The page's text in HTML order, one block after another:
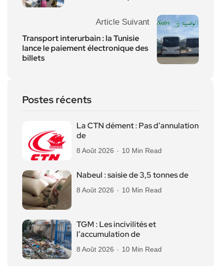
Article Suivant
Transport interurbain : la Tunisie
lance le paiement électronique des
billets
Postes récents
La CTN dément : Pas d’annulation
de
8 Août 2026 10 Min Read
Nabeul : saisie de 3,5 tonnes de
8 Août 2026 10 Min Read
TGM : Les incivilités et
l’accumulation de
8 Août 2026 10 Min Read